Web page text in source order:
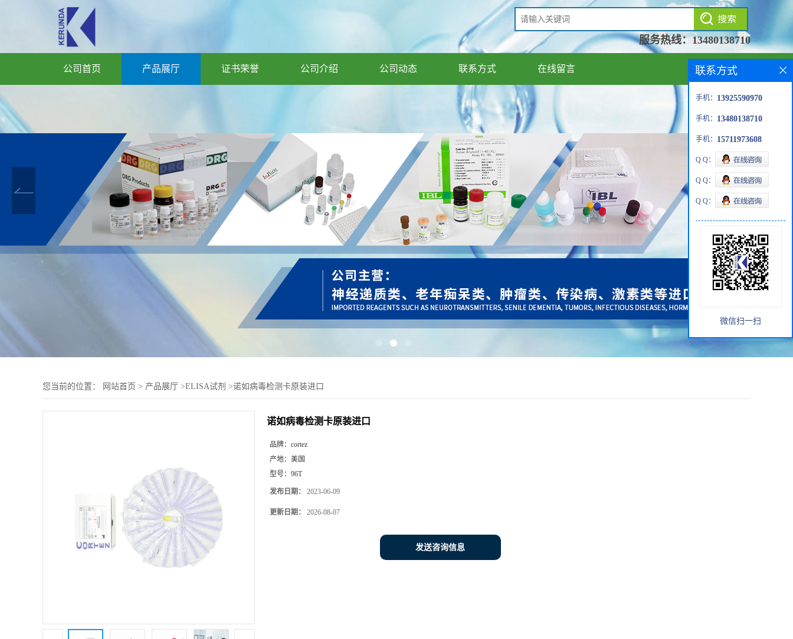
服务热线：13480138710
公司首页 产品展厅 证书荣誉 公司介绍 公司动态 联系方式 在线留言
您当前的位置： 网站首页 > 产品展厅 >ELISA试剂 >诺如病毒检测卡原装进口
诺如病毒检测卡原装进口
品牌： cortez
产地： 美国
型号： 96T
发布日期： 2023-06-09
更新日期： 2026-08-07
发送咨询信息
联系方式
手机： 13925590970
手机： 13480138710
手机： 15711973608
Q Q：
Q Q：
Q Q：
微信扫一扫